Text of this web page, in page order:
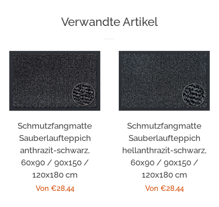
Verwandte Artikel
Schmutzfangmatte
Sauberlaufteppich
anthrazit-schwarz,
60x90 / 90x150 /
120x180 cm
Normaler
Von €28,44
Schmutzfangmatte
Sauberlaufteppich
hellanthrazit-schwarz,
60x90 / 90x150 /
120x180 cm
Normaler
Von €28,44